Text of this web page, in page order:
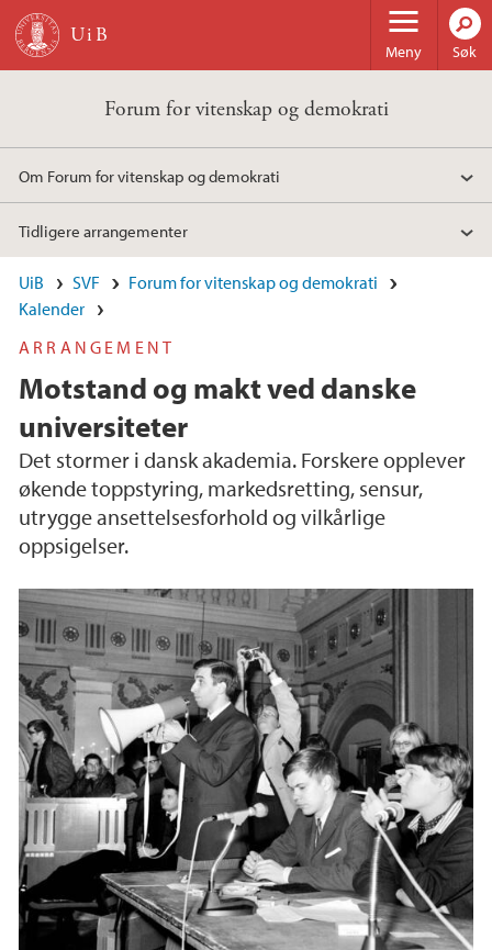
Hopp til hovedinnhold
Meny Søk
Forum for vitenskap og demokrati
Om Forum for vitenskap og demokrati
Tidligere arrangementer
UiB SVF
Forum for vitenskap og demokrati
Kalender
ARRANGEMENT
Motstand og makt ved danske
universiteter
Det stormer i dansk akademia. Forskere opplever
økende toppstyring, markedsretting, sensur,
utrygge ansettelsesforhold og vilkårlige
oppsigelser.